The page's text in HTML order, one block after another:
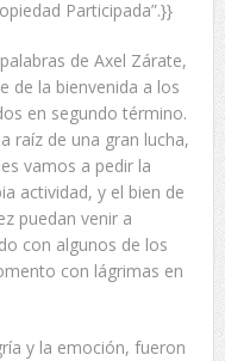
Participada”.}}
de Axel Zárate,
de la bienvenida a los
en segundo término.
raíz de una gran lucha,
vamos a pedir la
actividad, y el bien de
puedan venir a
con algunos de los
con lágrimas en
y la emoción, fueron